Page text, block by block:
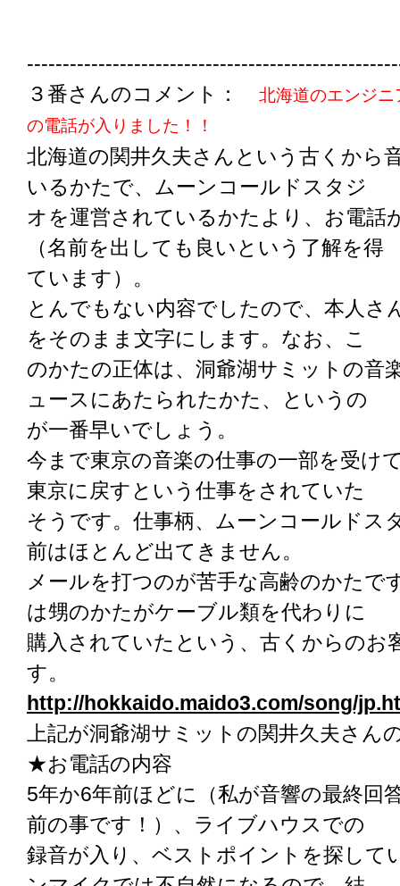
３番さんのコメント：
北海道のエンジ
の電話が入りました！！
北海道の関井久夫さんという古くから
いるかたで、ムーンコールドスタジ
オを運営されているかたより、お電話
（名前を出しても良いという了解を得
ています）。
とんでもない内容でしたので、本人さ
をそのまま文字にします。なお、こ
のかたの正体は、洞爺湖サミットの音
ュースにあたられたかた、というの
が一番早いでしょう。
今まで東京の音楽の仕事の一部を受け
東京に戻すという仕事をされていた
そうです。仕事柄、ムーンコールドス
前はほとんど出てきません。
メールを打つのが苦手な高齢のかたで
は甥のかたがケーブル類を代わりに
購入されていたという、古くからのお
す。
http://hokkaido.maido3.com/song/
上記が洞爺湖サミットの関井久夫さん
★お電話の内容
5年か6年前ほどに（私が音響の最終回
前の事です！）、ライブハウスでの
録音が入り、ベストポイントを探して